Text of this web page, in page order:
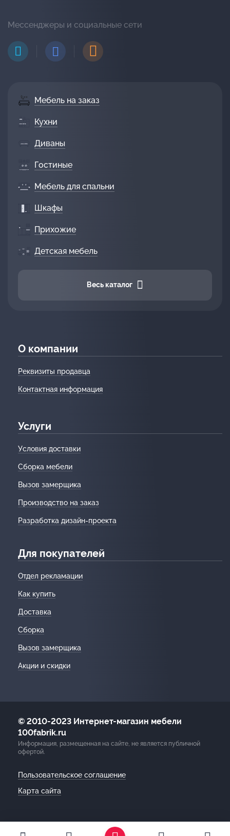
Мебель на заказ
Кухни
Диваны
Гостиные
Мебель для спальни
Шкафы
Прихожие
Детская мебель
Весь каталог
О компании
Реквизиты продавца
Контактная информация
Услуги
Условия доставки
Сборка мебели
Вызов замерщика
Производство на заказ
Разработка дизайн-проекта
Для покупателей
Отдел рекламации
Как купить
Доставка
Сборка
Вызов замерщика
Акции и скидки
Мессенджеры и социальные сети
© 2010-2023 Интернет-магазин мебели
100fabrik.ru
Информация, размещенная на сайте, не является публичной
офертой.
Пользовательское соглашение
Карта сайта